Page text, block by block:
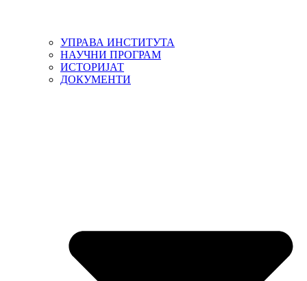
УПРАВА ИНСТИТУТА
НАУЧНИ ПРОГРАМ
ИСТОРИЈАТ
ДОКУМЕНТИ